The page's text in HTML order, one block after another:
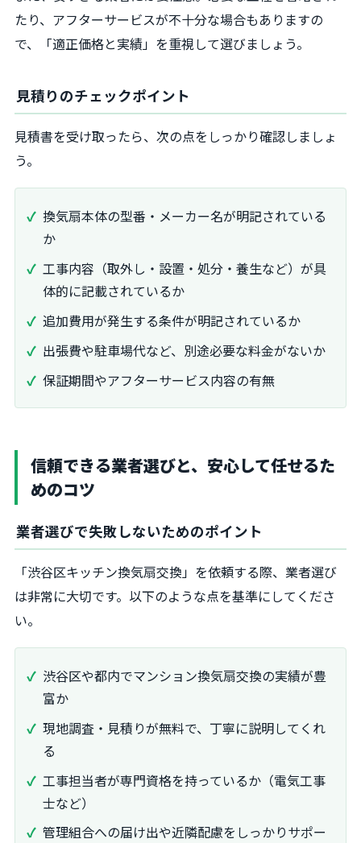
たり、アフターサービスが不十分な場合もありますの
で、「適正価格と実績」を重視して選びましょう。
見積りのチェックポイント
見積書を受け取ったら、次の点をしっかり確認しましょ
う。
換気扇本体の型番・メーカー名が明記されている
か
工事内容（取外し・設置・処分・養生など）が具
体的に記載されているか
追加費用が発生する条件が明記されているか
出張費や駐車場代など、別途必要な料金がないか
保証期間やアフターサービス内容の有無
信頼できる業者選びと、安心して任せるた
めのコツ
業者選びで失敗しないためのポイント
「渋谷区キッチン換気扇交換」を依頼する際、業者選び
は非常に大切です。以下のような点を基準にしてくださ
い。
渋谷区や都内でマンション換気扇交換の実績が豊
富か
現地調査・見積りが無料で、丁寧に説明してくれ
る
工事担当者が専門資格を持っているか（電気工事
士など）
管理組合への届け出や近隣配慮をしっかりサポー